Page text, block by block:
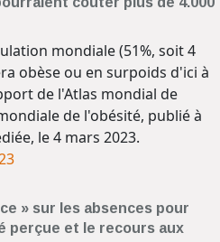
mondiale (51%, soit 4
obèse ou en surpoids d'ici à
de l'Atlas mondial de
de l'obésité, publié à
le 4 mars 2023.
» sur les absences pour
perçue et le recours aux